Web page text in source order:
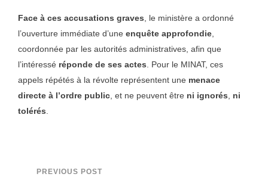
Face à ces accusations graves, le ministère a ordonné
l’ouverture immédiate d’une enquête approfondie,
coordonnée par les autorités administratives, afin que
l’intéressé réponde de ses actes. Pour le MINAT, ces
appels répétés à la révolte représentent une menace
directe à l’ordre public, et ne peuvent être ni ignorés, ni
tolérés.
PREVIOUS POST